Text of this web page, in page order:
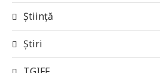
Știință
Știri